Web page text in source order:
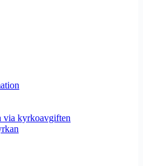
via kyrkoavgiften